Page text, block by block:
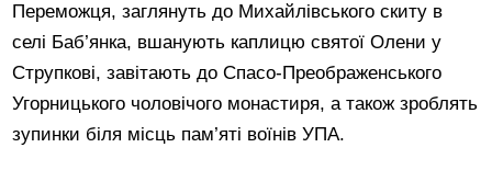
Переможця, заглянуть до Михайлівського скиту в
селі Баб’янка, вшанують каплицю святої Олени у
Струпкові, завітають до Спасо-Преображенського
Угорницького чоловічого монастиря, а також зроблять
зупинки біля місць пам’яті воїнів УПА.